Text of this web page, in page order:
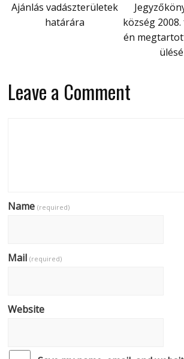
Ajánlás vadászterületek
határára
község
én
Leave a Comment
Name(required)
Mail(required)
Website